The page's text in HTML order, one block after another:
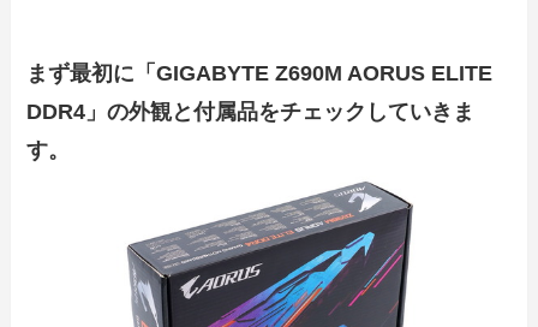
まず最初に「GIGABYTE Z690M AORUS ELITE
DDR4」の外観と付属品をチェックしていきま
す。